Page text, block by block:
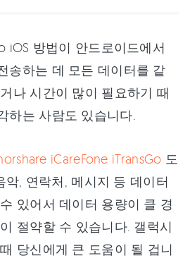
iOS 방법이 안드로이드에서
송하는 데 모든 데이터를 같
나 시간이 많이 필요하기 때
하는 사람도 있습니다.
iCareFone iTransGo 도
악, 연락처, 메시지 등 데이터
있어서 데이터 용량이 클 경
절약할 수 있습니다. 갤럭시
당신에게 큰 도움이 될 겁니